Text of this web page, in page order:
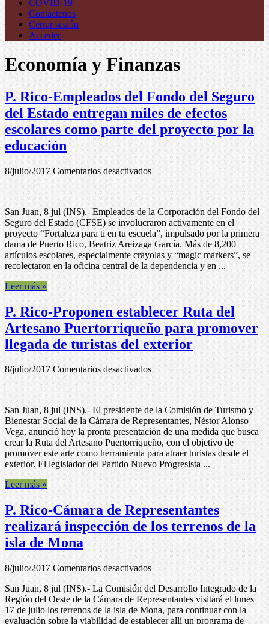
COVID-19
Contáctenos
Cerrar sesión
Acceder
Economía y Finanzas
P. Rico-Empleados del Fondo del Seguro
del Estado entregan miles de efectos
escolares como parte del proyecto por la
educación
8/julio/2017 Comentarios desactivadosen
P.
Rico-
Empleados
del
Fondo
del
Seguro
del
Estado
entregan
miles
efectos
escolares
como
parte
del
proyecto
por
la
educación
San Juan, 8 jul (INS).- Empleados de la Corporación del Fondo del
Seguro del Estado (CFSE) se involucraron activamente en el
proyecto “Fortaleza para ti en tu escuela”, impulsado por la primera
dama de Puerto Rico, Beatriz Areizaga García. Más de 8,200
artículos escolares, especialmente crayolas y “magic markers”, se
recolectaron en la oficina central de la dependencia y en ...
Leer más »
P. Rico-Proponen establecer Ruta del
Artesano Puertorriqueño para promover
llegada de turistas del exterior
8/julio/2017 Comentarios desactivadosen
P.
Rico-
Proponen
establecer
Ruta
del
Artesano
Puertorriqueño
para
promover
llegada
de
turistas
del
exterior
San Juan, 8 jul (INS).- El presidente de la Comisión de Turismo y
Bienestar Social de la Cámara de Representantes, Néstor Alonso
Vega, anunció hoy la pronta presentación de una medida que busca
crear la Ruta del Artesano Puertorriqueño, con el objetivo de
promover este arte como herramienta para atraer turistas desde el
exterior. El legislador del Partido Nuevo Progresista ...
Leer más »
P. Rico-Cámara de Representantes
realizará inspección de los terrenos de la
isla de Mona
8/julio/2017 Comentarios desactivadosen
P.
Rico-
Cámara
de
Representantes
San Juan, 8 jul (INS).- La Comisión del Desarrollo Integrado de la
Región del Oeste de la Cámara de Representantes visitará el lunes
17 de julio los terrenos de la isla de Mona, para continuar con la
evaluación sobre la viabilidad de establecer allí un programa de